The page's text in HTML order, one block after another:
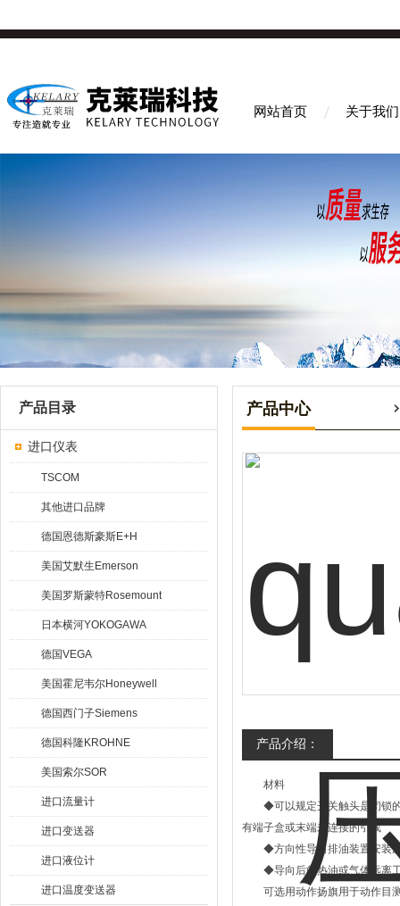
网站首页 关于我们
产品目录
进口仪表
TSCOM
其他进口品牌
德国恩德斯豪斯E+H
美国艾默生Emerson
美国罗斯蒙特Rosemount
日本横河YOKOGAWA
德国VEGA
美国霍尼韦尔Honeywell
德国西门子Siemens
德国科隆KROHNE
美国索尔SOR
进口流量计
进口变送器
进口液位计
进口温度变送器
产品中心
产品介绍：
材料
◆可以规定开关触头是闭锁的
有端子盒或末端未连接的引线
◆方向性导向排油装置安装压
◆导向后的热油或气体远离工
可选用动作扬旗用于动作目